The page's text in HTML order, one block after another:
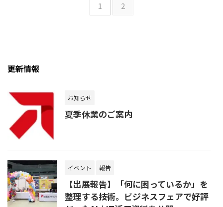
1 2
更新情報
お知らせ
夏季休業のご案内
イベント 報告
【出展報告】「何に困っているか」を
整理する技術。ビジネスフェアで好評